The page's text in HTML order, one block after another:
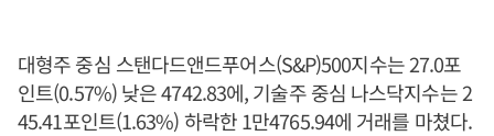
대형주 중심 스탠다드앤드푸어스(S&P)500지수는 27.0포
인트(0.57%) 낮은 4742.83에, 기술주 중심 나스닥지수는 2
45.41포인트(1.63%) 하락한 1만4765.94에 거래를 마쳤다.